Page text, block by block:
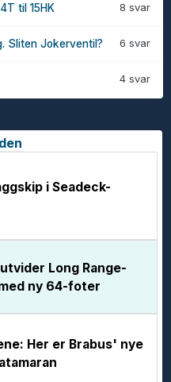
8 svar
til 15HK
6 svar
Sliten Jokerventil?
4 svar
i Seadeck-
Long Range-
ny 64-foter
Her er Brabus' nye